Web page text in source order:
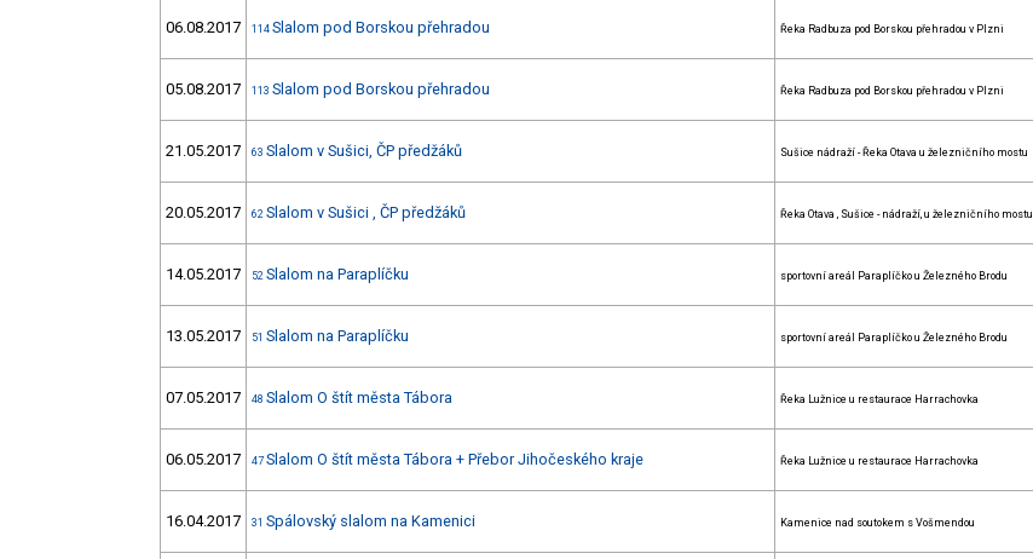
06.08.2017 114 Slalom pod Borskou přehradou Řeka Radbuza pod Borskou přehradou v Plzni
05.08.2017 113 Slalom pod Borskou přehradou Řeka Radbuza pod Borskou přehradou v Plzni
21.05.2017 63 Slalom v Sušici, ČP předžáků Sušice nádraží - Řeka Otava u železničního mostu
20.05.2017 62 Slalom v Sušici , ČP předžáků Řeka Otava , Sušice - nádraží, u železničního mostu
14.05.2017 52 Slalom na Paraplíčku sportovní areál Paraplíčko u Železného Brodu
13.05.2017 51 Slalom na Paraplíčku sportovní areál Paraplíčko u Železného Brodu
07.05.2017 48 Slalom O štít města Tábora Řeka Lužnice u restaurace Harrachovka
06.05.2017 47 Slalom O štít města Tábora + Přebor Jihočeského kraje Řeka Lužnice u restaurace Harrachovka
16.04.2017 31 Spálovský slalom na Kamenici Kamenice nad soutokem s Vošmendou